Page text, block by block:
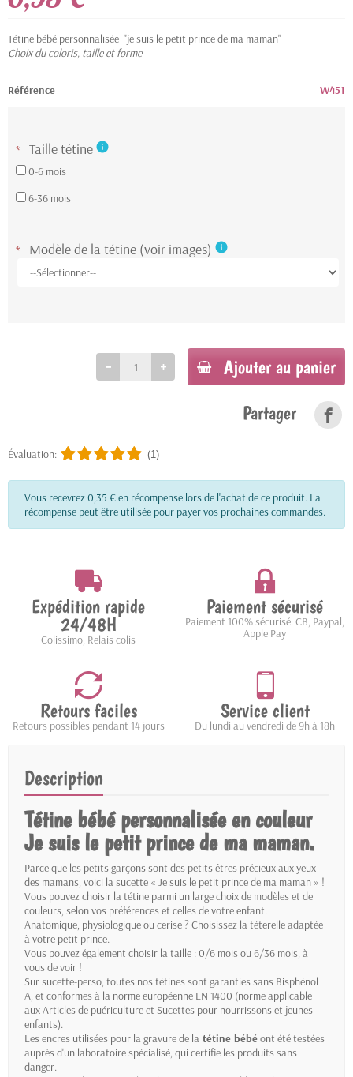
Tétine bébé personnalisée "je suis le petit prince de ma maman"
Choix du coloris, taille et forme
Référence W451
* Taille tétine info
0-6 mois
6-36 mois
* Modèle de la tétine (voir images) info
Ajouter au panier
Partager
Évaluation: (1)
Vous recevrez 0,35 € en récompense lors de l'achat de ce produit. La
récompense peut être utilisée pour payer vos prochaines commandes.
Expédition rapide
24/48H
Colissimo, Relais colis
Paiement sécurisé
Paiement 100% sécurisé: CB, Paypal,
Apple Pay
Retours faciles
Retours possibles pendant 14 jours
Service client
Du lundi au vendredi de 9h à 18h
Description
Tétine bébé personnalisée en couleur
Je suis le petit prince de ma maman.
Parce que les petits garçons sont des petits êtres précieux aux yeux
des mamans, voici la sucette « Je suis le petit prince de ma maman » !
Vous pouvez choisir la tétine parmi un large choix de modèles et de
couleurs, selon vos préférences et celles de votre enfant.
Anatomique, physiologique ou cerise ? Choisissez la téterelle adaptée
à votre petit prince.
Vous pouvez également choisir la taille : 0/6 mois ou 6/36 mois, à
vous de voir !
Sur sucette-perso, toutes nos tétines sont garanties sans Bisphénol
A, et conformes à la norme européenne EN 1400 (norme applicable
aux Articles de puériculture et Sucettes pour nourrissons et jeunes
enfants).
Les encres utilisées pour la gravure de la tétine bébéont été testées
auprès d'un laboratoire spécialisé, qui certifie les produits sans
danger.